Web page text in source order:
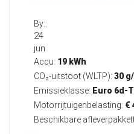
By::
24
jun
Accu: 19 kWh
CO₂-uitstoot (WLTP): 30
Emissieklasse: Euro 6d-
Motorrijtuigenbelasting: €
Beschikbare